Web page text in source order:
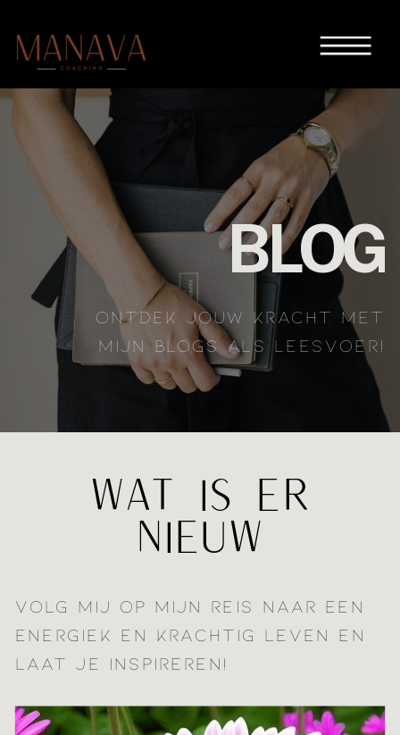
BLOG
ONTDEK JOUW KRACHT MET
MIJN BLOGS ALS LEESVOER!
VOLG MIJ OP MIJN REIS NAAR EEN
ENERGIEK EN KRACHTIG LEVEN EN
LAAT JE INSPIREREN!
WAT IS ER
NIEUW